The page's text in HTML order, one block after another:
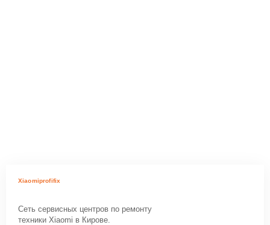
Xiaomiprofifix
Сеть сервисных центров по ремонту
техники Xiaomi в Кирове.